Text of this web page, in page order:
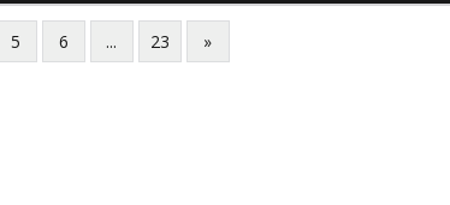
se: - debele - frajeri i paro...
5 6 ... 23 »